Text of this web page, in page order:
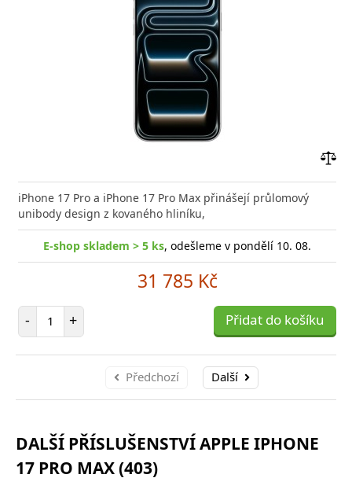
iPhone 17 Pro a iPhone 17 Pro Max přinášejí průlomový
unibody design z kovaného hliníku,
E-shop skladem > 5 ks, odešleme v pondělí 10. 08.
31 785 Kč
- Počet položek
+ Přidat do košíku
Předchozí Další
DALŠÍ PŘÍSLUŠENSTVÍ APPLE IPHONE
17 PRO MAX (403)